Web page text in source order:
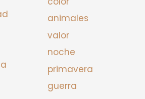
animales
valor
noche
primavera
guerra